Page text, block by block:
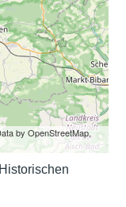
by OpenStreetMap,